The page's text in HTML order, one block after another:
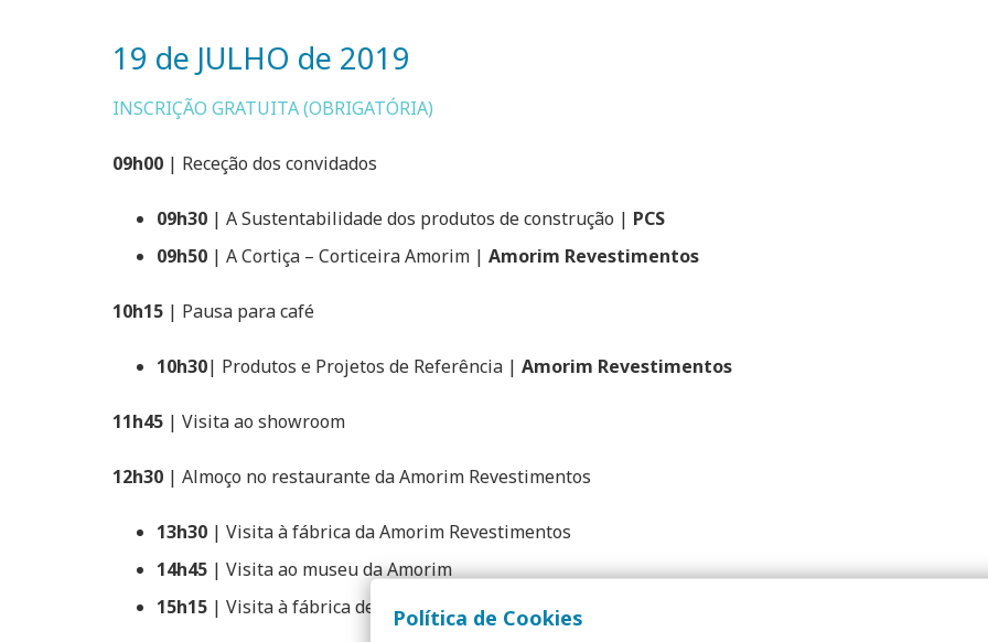
19 de JULHO de 2019
INSCRIÇÃO GRATUITA (OBRIGATÓRIA)
09h00 | Receção dos convidados
09h30 | A Sustentabilidade dos produtos de construção | PCS
09h50 | A Cortiça – Corticeira Amorim | Amorim Revestimentos
10h15 | Pausa para café
10h30| Produtos e Projetos de Referência | Amorim Revestimentos
11h45 | Visita ao showroom
12h30 | Almoço no restaurante da Amorim Revestimentos
13h30 | Visita à fábrica da Amorim Revestimentos
14h45 | Visita ao museu da Amorim
15h15 | Visita à fábrica de rolhas (Amorim & Irmãos)
Política de Cookies